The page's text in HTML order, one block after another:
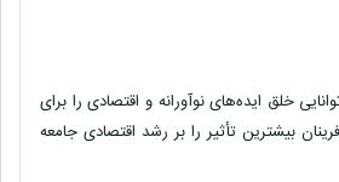
خلق ایده‌های نوآورانه و اقتصادی‌ را برای
بیشترین تأثیر را بر رشد اقتصادی جامعه